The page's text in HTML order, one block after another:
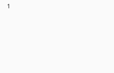
1